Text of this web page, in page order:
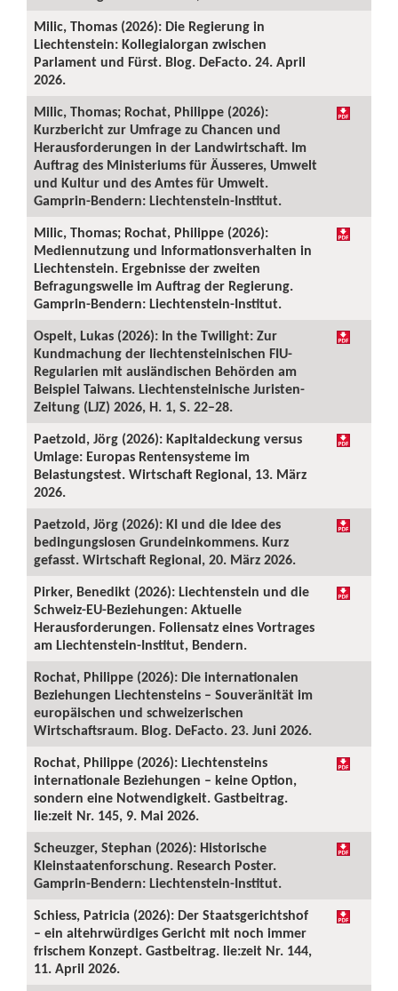
Milic, Thomas (2026): Die Regierung in
Liechtenstein: Kollegialorgan zwischen
Parlament und Fürst. Blog. DeFacto. 24. April
2026.
Milic, Thomas; Rochat, Philippe (2026):
Kurzbericht zur Umfrage zu Chancen und
Herausforderungen in der Landwirtschaft. Im
Auftrag des Ministeriums für Äusseres, Umwelt
und Kultur und des Amtes für Umwelt.
Gamprin-Bendern: Liechtenstein-Institut.
Milic, Thomas; Rochat, Philippe (2026):
Mediennutzung und Informationsverhalten in
Liechtenstein. Ergebnisse der zweiten
Befragungswelle im Auftrag der Regierung.
Gamprin-Bendern: Liechtenstein-Institut.
Ospelt, Lukas (2026): In the Twilight: Zur
Kundmachung der liechtensteinischen FIU-
Regularien mit ausländischen Behörden am
Beispiel Taiwans. Liechtensteinische Juristen-
Zeitung (LJZ) 2026, H. 1, S. 22–28.
Paetzold, Jörg (2026): Kapitaldeckung versus
Umlage: Europas Rentensysteme im
Belastungstest. Wirtschaft Regional, 13. März
2026.
Paetzold, Jörg (2026): KI und die Idee des
bedingungslosen Grundeinkommens. Kurz
gefasst. Wirtschaft Regional, 20. März 2026.
Pirker, Benedikt (2026): Liechtenstein und die
Schweiz-EU-Beziehungen: Aktuelle
Herausforderungen. Foliensatz eines Vortrages
am Liechtenstein-Institut, Bendern.
Rochat, Philippe (2026): Die internationalen
Beziehungen Liechtensteins – Souveränität im
europäischen und schweizerischen
Wirtschaftsraum. Blog. DeFacto. 23. Juni 2026.
Rochat, Philippe (2026): Liechtensteins
internationale Beziehungen – keine Option,
sondern eine Notwendigkeit. Gastbeitrag.
lie:zeit Nr. 145, 9. Mai 2026.
Scheuzger, Stephan (2026): Historische
Kleinstaatenforschung. Research Poster.
Gamprin-Bendern: Liechtenstein-Institut.
Schiess, Patricia (2026): Der Staatsgerichtshof
– ein altehrwürdiges Gericht mit noch immer
frischem Konzept. Gastbeitrag. lie:zeit Nr. 144,
11. April 2026.